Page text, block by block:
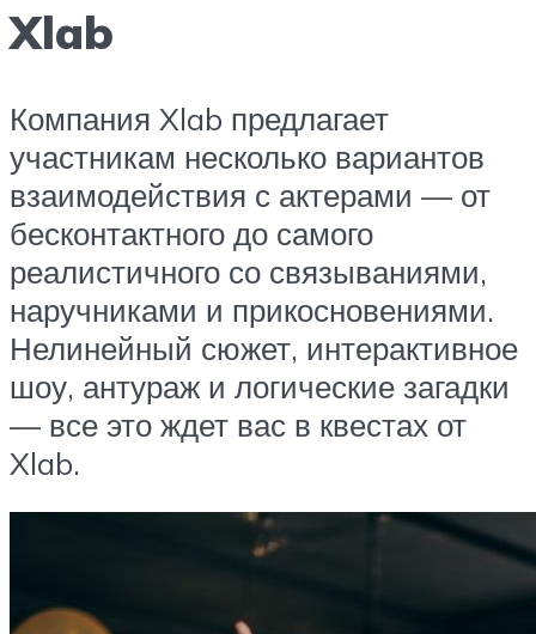
Xlab
Компания Xlab предлагает
участникам несколько вариантов
взаимодействия с актерами — от
бесконтактного до самого
реалистичного со связываниями,
наручниками и прикосновениями.
Нелинейный сюжет, интерактивное
шоу, антураж и логические загадки
— все это ждет вас в квестах от
Xlab.